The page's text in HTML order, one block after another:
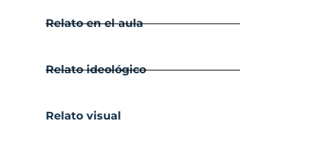
Relato en el aula
Relato ideológico
Relato visual